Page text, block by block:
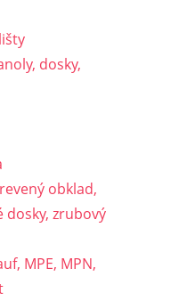
dosky,
obklad,
dosky, zrubový
MPE, MPN,